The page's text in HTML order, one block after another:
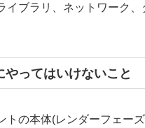
イブラリ、ネットワーク
やってはいけないこと
トの本体(レンダーフェー